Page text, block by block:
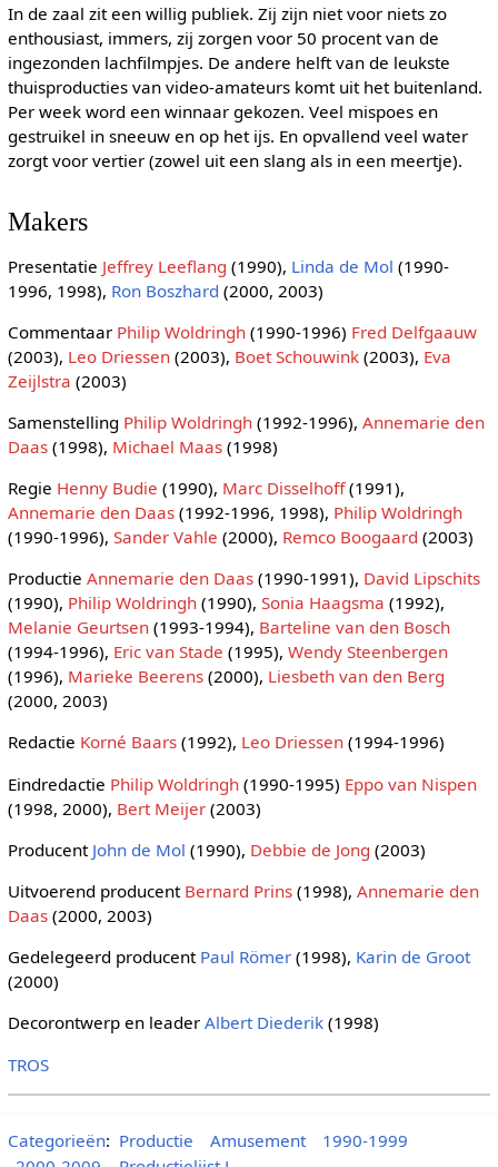
In de zaal zit een willig publiek. Zij zijn niet voor niets zo
enthousiast, immers, zij zorgen voor 50 procent van de
ingezonden lachfilmpjes. De andere helft van de leukste
thuisproducties van video-amateurs komt uit het buitenland.
Per week word een winnaar gekozen. Veel mispoes en
gestruikel in sneeuw en op het ijs. En opvallend veel water
zorgt voor vertier (zowel uit een slang als in een meertje).
Makers
Presentatie Jeffrey Leeflang (1990), Linda de Mol (1990-
1996, 1998), Ron Boszhard (2000, 2003)
Commentaar Philip Woldringh(1990-1996) Fred Delfgaauw
(2003), Leo Driessen(2003), Boet Schouwink(2003), Eva
Zeijlstra (2003)
Samenstelling Philip Woldringh(1992-1996), Annemarie den
Daas(1998), Michael Maas(1998)
Regie Henny Budie (1990), Marc Disselhoff(1991),
Annemarie den Daas(1992-1996, 1998), Philip Woldringh
(1990-1996), Sander Vahle (2000), Remco Boogaard (2003)
Productie Annemarie den Daas(1990-1991), David Lipschits
(1990), Philip Woldringh(1990), Sonia Haagsma (1992),
Melanie Geurtsen(1993-1994), Barteline van den Bosch
(1994-1996), Eric van Stade (1995), Wendy Steenbergen
(1996), Marieke Beerens(2000), Liesbeth van den Berg
(2000, 2003)
Redactie Korné Baars(1992), Leo Driessen(1994-1996)
Eindredactie Philip Woldringh(1990-1995) Eppo van Nispen
(1998, 2000), Bert Meijer(2003)
Producent John de Mol (1990), Debbie de Jong (2003)
Uitvoerend producent Bernard Prins(1998), Annemarie den
Daas(2000, 2003)
Gedelegeerd producent Paul Römer(1998), Karin de Groot
(2000)
Decorontwerp en leader Albert Diederik(1998)
TROS
Categorieën: Productie Amusement
1990-1999